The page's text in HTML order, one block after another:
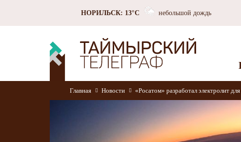
НОРИЛЬСК: 13°C небольшой дождь
Главная Новости «Росатом» разработал электролит